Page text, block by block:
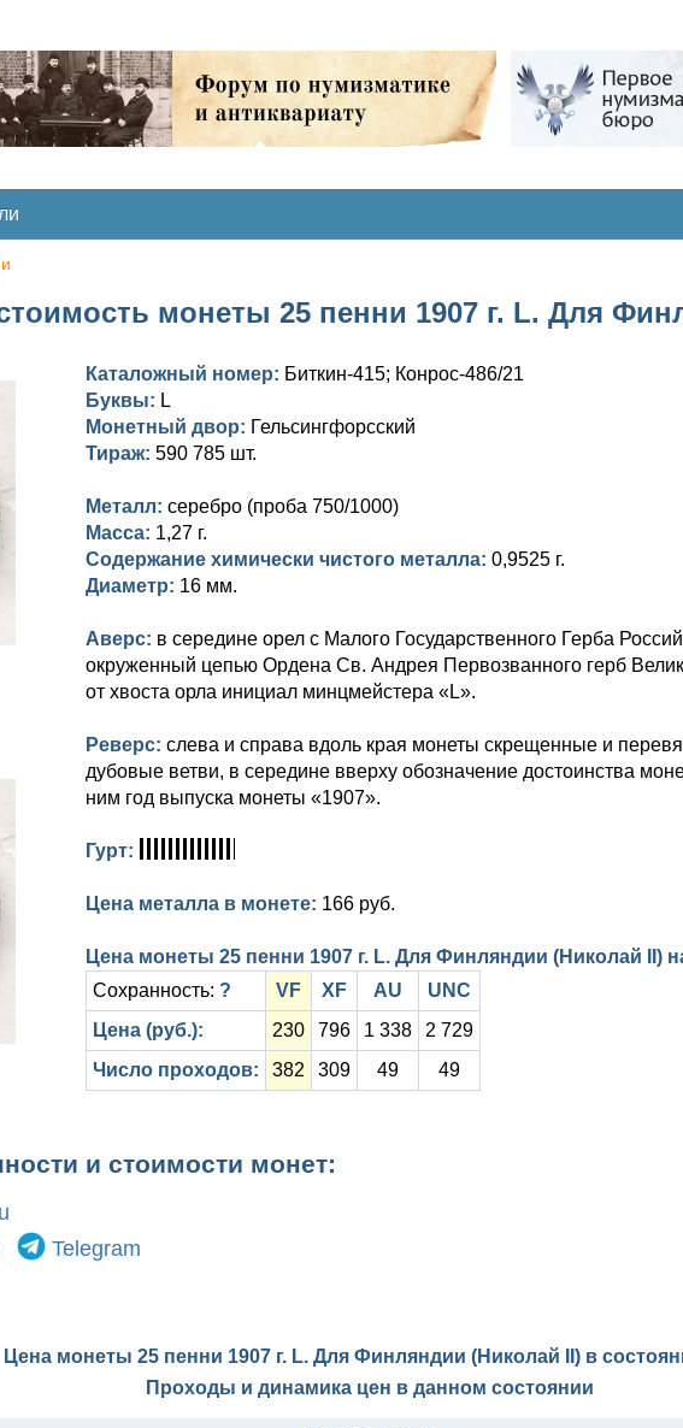
монеты 25 пенни 1907 г. L. Для
Каталожный номер: Биткин-415; Конрос-486/21
Буквы: L
Монетный двор: Гельсингфорсский
Тираж: 590 785 шт.
Металл: серебро (проба 750/1000)
Масса: 1,27 г.
Содержание химически чистого металла: 0,9525 г.
Диаметр: 16 мм.
Аверс: в середине орел с Малого Государственного Герба
окруженный цепью Ордена Св. Андрея Первозванного герб
от хвоста орла инициал минцмейстера «L».
Реверс: слева и справа вдоль края монеты скрещенные и
дубовые ветви, в середине вверху обозначение достоинства
ним год выпуска монеты «1907».
Гурт:
Цена металла в монете: 166 руб.
Цена монеты 25 пенни 1907 г. L. Для Финляндии (Николай II)
Сохранность: ? VF XF AU
UNC
Цена (руб.):
230 796 1 338
2 729
Число проходов:
382 309 49 49
и стоимости монет:
Telegram
Цена монеты 25 пенни 1907 г. L. Для Финляндии (Николай II) в
Проходы и динамика цен в данном состоянии